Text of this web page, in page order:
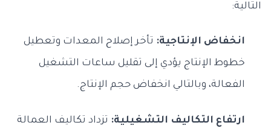
التالية:
انخفاض الإنتاجية: تأخر إصلاح المعدات وتعطيل
خطوط الإنتاج يؤدي إلى تقليل ساعات التشغيل
الفعالة، وبالتالي انخفاض حجم الإنتاج.
ارتفاع التكاليف التشغيلية: تزداد تكاليف العمالة